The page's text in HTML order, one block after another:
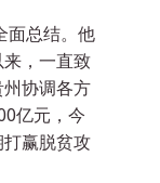
面总结。他
，一直致
协调各方
亿元，今
赢脱贫攻